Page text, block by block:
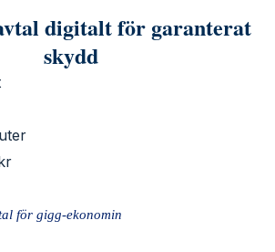
digitalt för garanterat
skydd
för gigg-ekonomin